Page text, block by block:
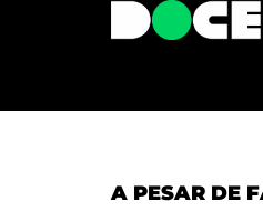
A PESAR DE